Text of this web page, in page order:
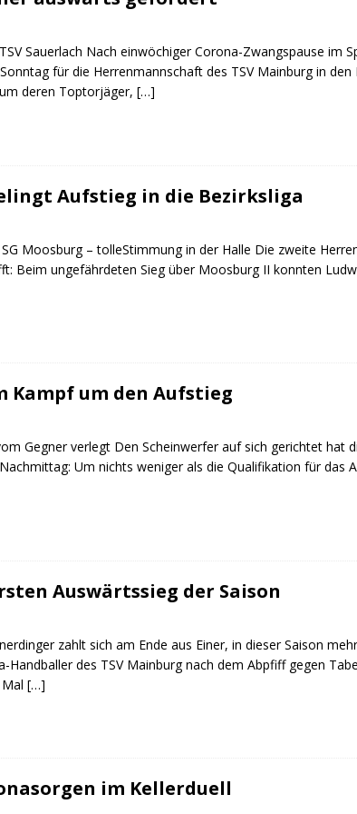
Sauerlach Nach einwöchiger Corona-Zwangspause im
für die Herrenmannschaft des TSV Mainburg in den
deren Toptorjäger, […]
Aufstieg in die Bezirksliga
Moosburg – tolleStimmung in der Halle Die zweite
Beim ungefährdeten Sieg über Moosburg II konnten
Kampf um den Aufstieg
Gegner verlegt Den Scheinwerfer auf sich gerichtet hat
Um nichts weniger als die Qualifikation für das
Auswärtssieg der Saison
zahlt sich am Ende aus Einer, in dieser Saison
Handballer des TSV Mainburg nach dem Abpfiff gegen
[…]
im Kellerduell